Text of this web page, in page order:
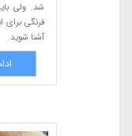
شد. ولی
فرنگی
آشنا شوید.